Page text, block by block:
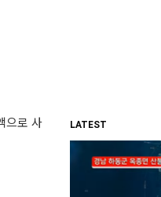
으로 사
LATEST